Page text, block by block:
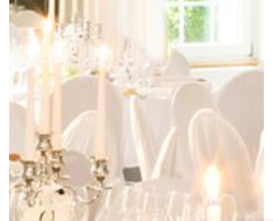
ÜBER DAS GUT
GUTSHOF
RUINE
UMGEBUNG
GESCHICHTE
EVENTLOCATION
HOCHZEITEN